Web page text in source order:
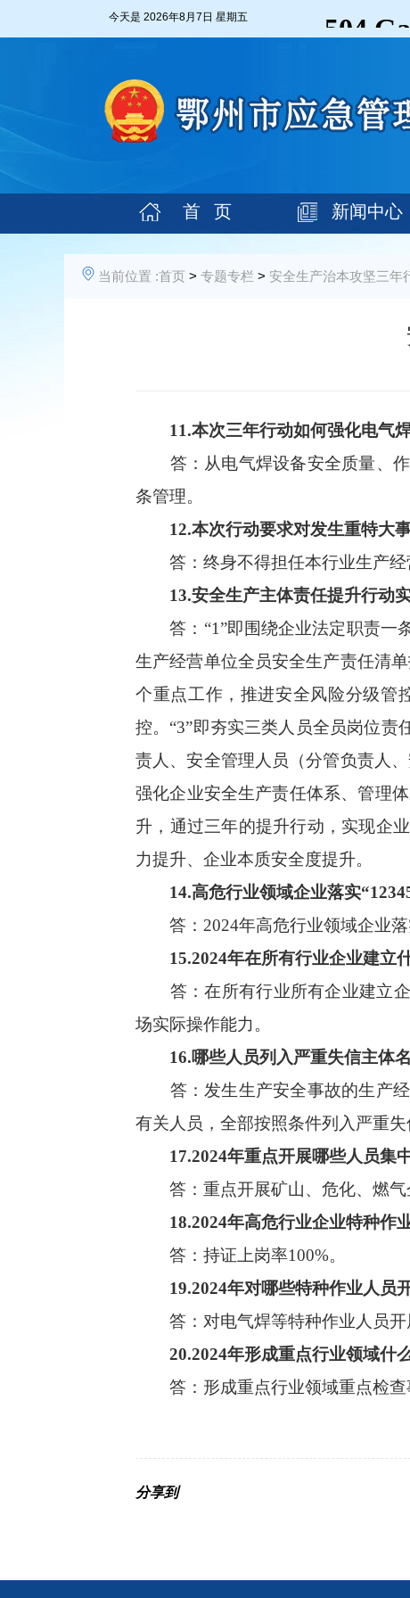
今天是 2026年8月7日 星期五
首 页 新闻中心
当前位置 :首页 > 专题专栏 > 安全生产治本攻坚三年
11.本次三年行动如何强化电气
答：从电气焊设备安全质量、
条管理。
12.本次行动要求对发生重特大
答： 终身不得担任本行业生产经
13.安全生产主体责任提升行动
答： “1”即围绕企业法定职责一
生产经营单位全员安全生产责任清
个重点工作， 推进安全风险分级管
控。 “3”即夯实三类人员全员岗位责
责人、安全管理人员
（分管负责人
强化企业安全生产责任体系、管理
升，通过三年的提升行动， 实现企
力提升、企业本质安全度提升。
14.高危行业领域企业落实
答： 2024年高危行业领域企业
15.2024年在所有行业企业建立
答：在所有行业所有企业建立
场实际操作能力。
16.哪些人员列入严重失信主体
答：发生生产安全事故的生产
有关人员，全部按照条件列入严重失
17.2024年重点开展哪些人员集
答：重点开展矿山、危化、燃
18.2024年高危行业企业特种作
答：持证上岗率100%。
19.2024年对哪些特种作业人员
答： 对电气焊等特种作业人员
20.2024年形成重点行业领域什
答：形成重点行业领域重点检查
分享到